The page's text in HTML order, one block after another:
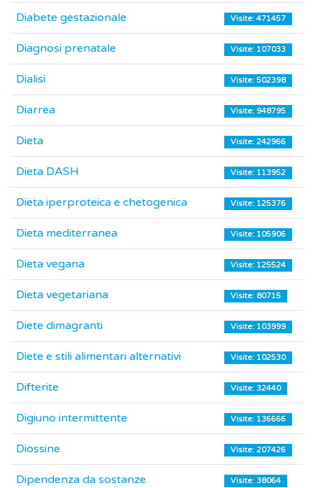
Diabete gestazionale Visite: 471457
Diagnosi prenatale Visite: 107033
Dialisi Visite: 502398
Diarrea Visite: 948795
Dieta Visite: 242966
Dieta DASH Visite: 113952
Dieta iperproteica e chetogenica Visite: 125376
Dieta mediterranea Visite: 105906
Dieta vegana Visite: 125524
Dieta vegetariana Visite: 80715
Diete dimagranti Visite: 103999
Diete e stili alimentari alternativi Visite: 102530
Difterite Visite: 32440
Digiuno intermittente Visite: 136666
Diossine Visite: 207426
Dipendenza da sostanze Visite: 38064